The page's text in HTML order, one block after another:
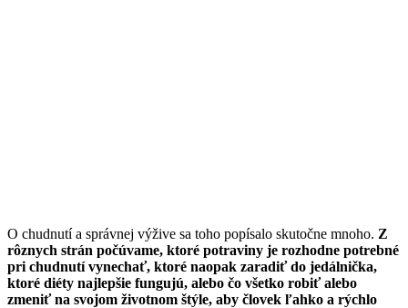
O chudnutí a správnej výžive sa toho popísalo skutočne mnoho. Z
rôznych strán počúvame, ktoré potraviny je rozhodne potrebné
pri chudnutí vynechať, ktoré naopak zaradiť do jedálnička,
ktoré diéty najlepšie fungujú, alebo čo všetko robiť alebo
zmeniť na svojom životnom štýle, aby človek ľahko a rýchlo